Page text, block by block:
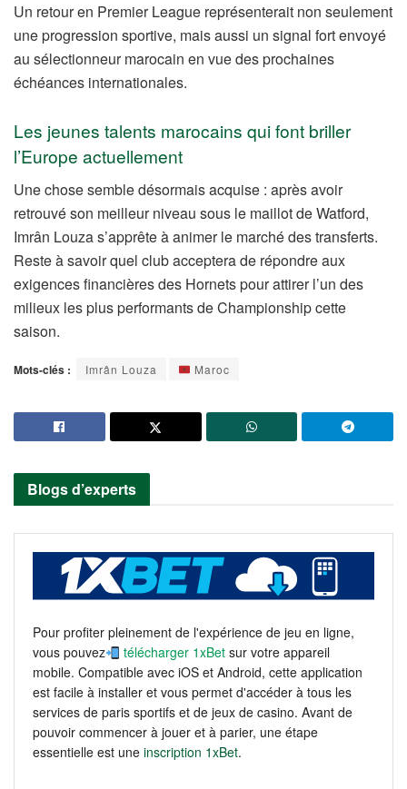
Un retour en Premier League représenterait non seulement
une progression sportive, mais aussi un signal fort envoyé
au sélectionneur marocain en vue des prochaines
échéances internationales.
Les jeunes talents marocains qui font briller
l’Europe actuellement
Une chose semble désormais acquise : après avoir
retrouvé son meilleur niveau sous le maillot de Watford,
Imrân Louza s’apprête à animer le marché des transferts.
Reste à savoir quel club acceptera de répondre aux
exigences financières des Hornets pour attirer l’un des
milieux les plus performants de Championship cette
saison.
Mots-clés : Imrân Louza Maroc
Blogs d’experts
Pour profiter pleinement de l'expérience de jeu en ligne,
vous pouvez
télécharger 1xBet sur votre appareil
mobile. Compatible avec iOS et Android, cette application
est facile à installer et vous permet d'accéder à tous les
services de paris sportifs et de jeux de casino. Avant de
pouvoir commencer à jouer et à parier, une étape
essentielle est une inscription 1xBet.